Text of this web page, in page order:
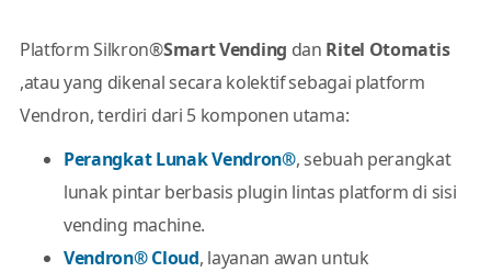
Platform Silkron®Smart Vending dan Ritel Otomatis
,atau yang dikenal secara kolektif sebagai platform
Vendron, terdiri dari 5 komponen utama:
Perangkat Lunak Vendron®, sebuah perangkat
lunak pintar berbasis plugin lintas platform di sisi
vending machine.
Vendron® Cloud, layanan awan untuk